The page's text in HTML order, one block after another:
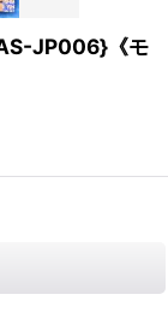
JP006}《モ